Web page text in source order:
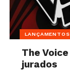
LANÇAMENTOS
The
jurados